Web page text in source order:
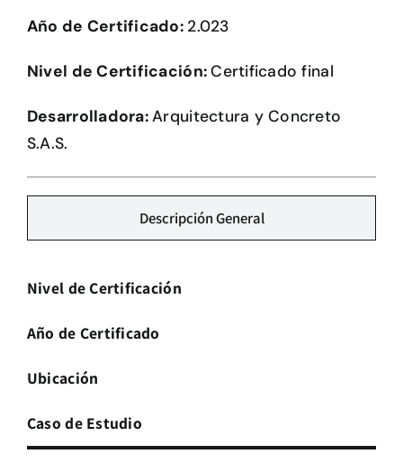
Credenciales
Año de Certificado: 2.023
Nivel de Certificación:Certificado final
Desarrolladora:Arquitectura y Concreto
S.A.S.
Descripción General
Nivel de Certificación
Año de Certificado
Ubicación
Caso de Estudio